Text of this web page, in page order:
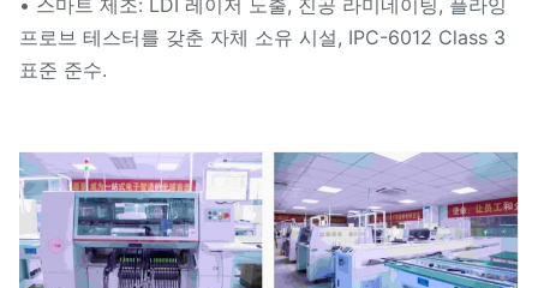
• 스마트 제조: LDI 레이저 노출, 진공 라미네이팅, 플라잉
프로브 테스터를 갖춘 자체 소유 시설, IPC-6012 Class 3
표준 준수.